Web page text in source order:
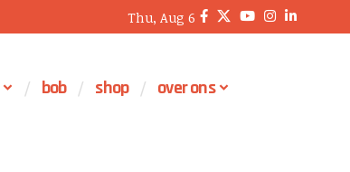
Thu, Aug 6
bob shop over ons